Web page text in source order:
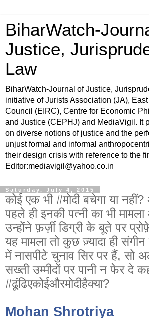
BiharWatch-
Justice,
Law
BiharWatch-Journal of Justice,
initiative of Jurists Association (JA),
Council (EIRC), Centre for Economic
and Justice (CEPHJ) and MediaVigil. It
on diverse notions of justice and the
unjust formal and informal
their design crisis with reference to the
Editor:mediavigil@yahoo.co.in
Saturday, July 4, 2015
कोई एक भी ‪#‎मोदी‬ बचेगा या
पहले ही इनकी पत्नी का भी
उन्होंने फ़र्ज़ी डिग्री के बूते पर
यह मामला तो कुछ ज़्यादा ही
में नासपीटे चुनाव सिर पर हैं, सो
सख्ती उम्मीदों पर पानी न फेर दे
‪#‎ढूंढिएकोईऔरमोदीहैक्या‬?
Mohan Shrotriya